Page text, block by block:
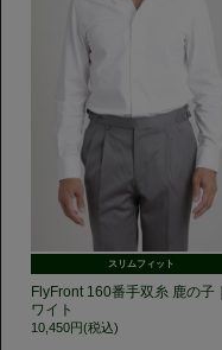
スリムフィット
FlyFront 160番手双糸 鹿の子
ワイト
10,450円(税込)